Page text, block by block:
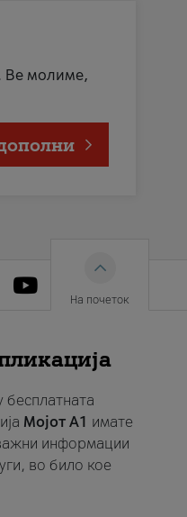
Ве молиме,
На почеток
бесплатната
Мојот A1 имате
информации
во било кое